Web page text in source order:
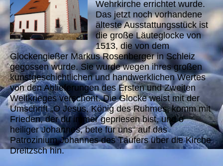
Wehrkirche errichtet wurde.
Das jetzt noch vorhandene
älteste Ausstattungsstück ist
die große Läuteglocke von
1513, die von dem
Glockengießer Markus Rosenberger in Schleiz
gegossen wurde. Sie wurde wegen ihres großen
kunstgeschichtlichen und handwerklichen Wertes
von den Ablieferungen des Ersten und Zweiten
Weltkrieges verschont. Die Glocke weist mit der
Umschrift „O Jesus, König des Ruhmes, komm mit
Frieden, der du immer gepriesen bist, und o
heiliger Johannes, bete für uns“ auf das
Patrozinium Johannes des Täufers über die Kirche
Dreitzsch hin.